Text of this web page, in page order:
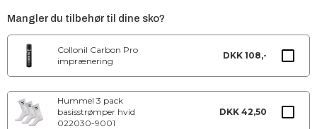
Mangler du tilbehør til dine sko?
Collonil Carbon Pro
imprænering
DKK 108,-
Hummel 3 pack
basisstrømper hvid
022030-9001
DKK 42,50